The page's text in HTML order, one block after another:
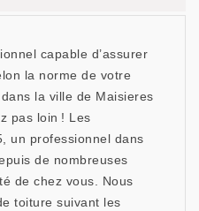
capable d’assurer
la norme de votre
la ville de Maisieres
pas loin ! Les
un professionnel dans
de nombreuses
de chez vous. Nous
toiture suivant les